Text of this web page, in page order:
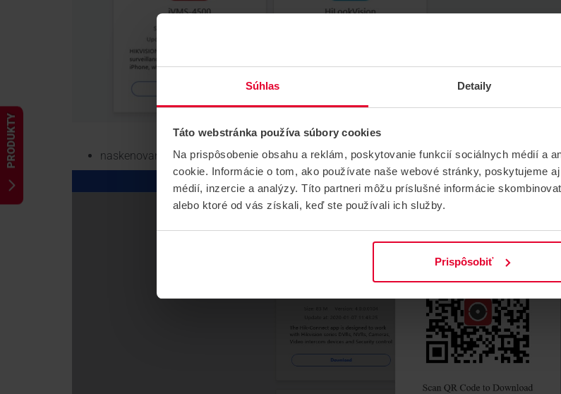
Súhlas Detaily
Táto webstránka používa súbory cookies
Na prispôsobenie obsahu a reklám, poskytovanie funkcií sociálnych médií a
cookie. Informácie o tom, ako používate naše webové stránky, poskytujeme
médií, inzercie a analýzy. Títo partneri môžu príslušné informácie
alebo ktoré od vás získali, keď ste používali ich služby.
Prispôsobiť
PRODUKTY naskenovaním QR kódu stiahnuť aplikáciu a spustiť inštaláciu (potrebné povoliť v zariadení